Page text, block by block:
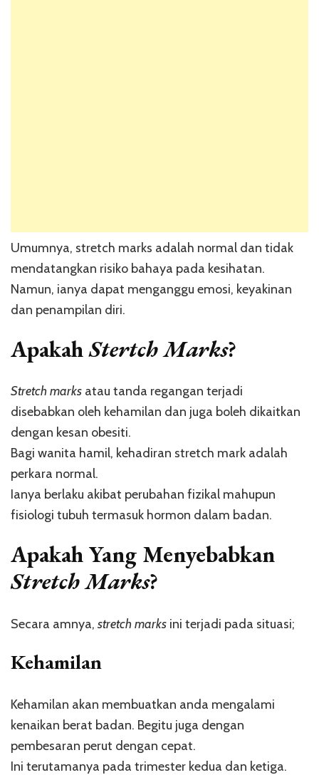
Umumnya, stretch marks adalah normal dan tidak
mendatangkan risiko bahaya pada kesihatan.
Namun, ianya dapat menganggu emosi, keyakinan
dan penampilan diri.
ApakahStertch Marks?
Stretch marks atau tanda regangan terjadi
disebabkan oleh kehamilan dan juga boleh dikaitkan
dengan kesan obesiti.
Bagi wanita hamil, kehadiran stretch mark adalah
perkara normal.
Ianya berlaku akibat perubahan fizikal mahupun
fisiologi tubuh termasuk hormon dalam badan.
Apakah Yang Menyebabkan
Stretch Marks?
Secara amnya, stretch marks ini terjadi pada situasi;
Kehamilan
Kehamilan akan membuatkan anda mengalami
kenaikan berat badan. Begitu juga dengan
pembesaran perut dengan cepat.
Ini terutamanya pada trimester kedua dan ketiga.